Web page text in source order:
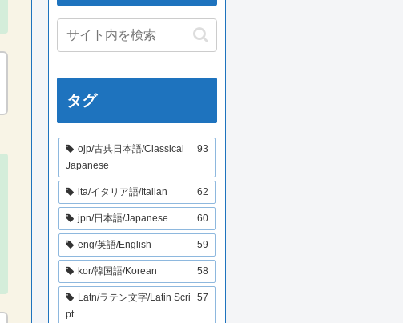
タグ
ojp/古典日本語/Classical
Japanese
93
ita/イタリア語/Italian 62
jpn/日本語/Japanese 60
eng/英語/English 59
kor/韓国語/Korean 58
Latn/ラテン文字/Latin Scri
pt
57